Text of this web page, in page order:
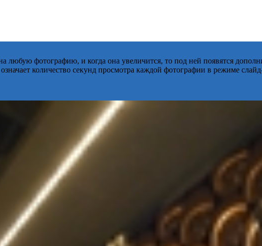
любую фотографию, и когда она увеличится, то под ней появятся
количество секунд просмотра каждой фотографии в режиме